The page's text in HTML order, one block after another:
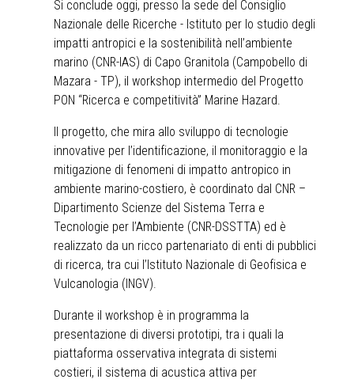
Si conclude oggi, presso la sede del Consiglio
Nazionale delle Ricerche - Istituto per lo studio degli
impatti antropici e la sostenibilità nell’ambiente
marino (CNR-IAS) di Capo Granitola (Campobello di
Mazara - TP), il workshop intermedio del Progetto
PON “Ricerca e competitività” Marine Hazard.
Il progetto, che mira allo sviluppo di tecnologie
innovative per l’identificazione, il monitoraggio e la
mitigazione di fenomeni di impatto antropico in
ambiente marino-costiero, è coordinato dal CNR –
Dipartimento Scienze del Sistema Terra e
Tecnologie per l’Ambiente (CNR-DSSTTA) ed è
realizzato da un ricco partenariato di enti di pubblici
di ricerca, tra cui l’Istituto Nazionale di Geofisica e
Vulcanologia (INGV).
Durante il workshop è in programma la
presentazione di diversi prototipi, tra i quali la
piattaforma osservativa integrata di sistemi
costieri, il sistema di acustica attiva per